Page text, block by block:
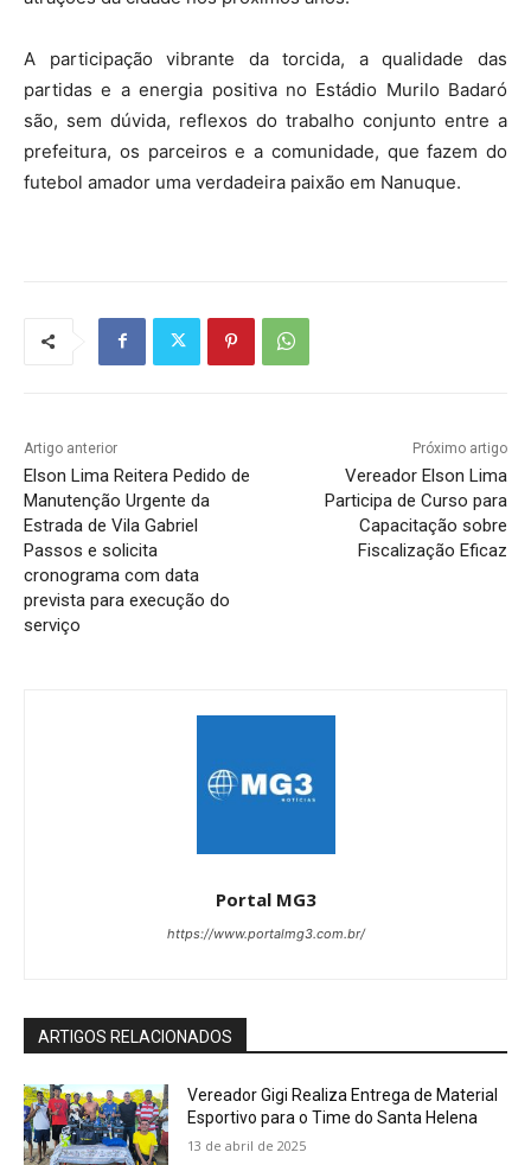
A participação vibrante da torcida, a qualidade das
partidas e a energia positiva no Estádio Murilo Badaró
são, sem dúvida, reflexos do trabalho conjunto entre a
prefeitura, os parceiros e a comunidade, que fazem do
futebol amador uma verdadeira paixão em Nanuque.
Artigo anterior
Elson Lima Reitera Pedido de
Manutenção Urgente da
Estrada de Vila Gabriel
Passos e solicita
cronograma com data
prevista para execução do
serviço
Próximo artigo
Vereador Elson Lima
Participa de Curso para
Capacitação sobre
Fiscalização Eficaz
Portal MG3
https://www.portalmg3.com.br/
ARTIGOS RELACIONADOS
Vereador Gigi Realiza Entrega de Material
Esportivo para o Time do Santa Helena
13 de abril de 2025